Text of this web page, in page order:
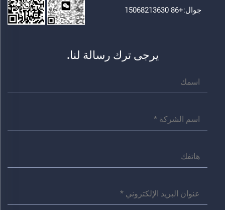
جوال:+86 15068213630
يرجى ترك رسالة لنا.